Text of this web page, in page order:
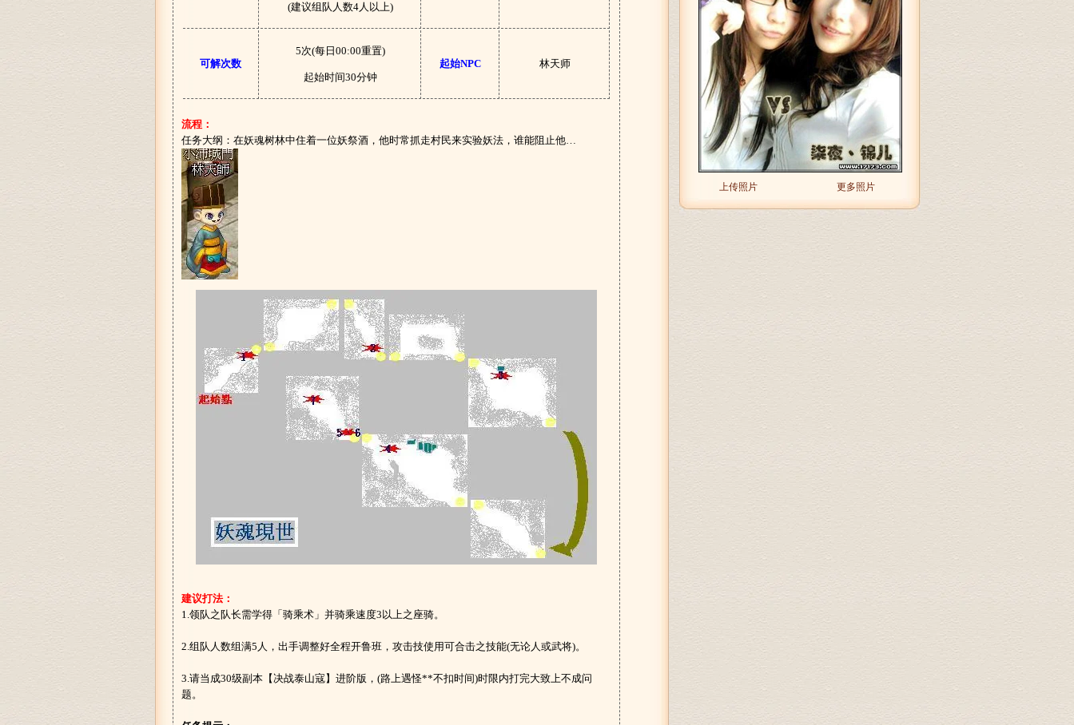
(建议组队人数4人以上)
可解次数
5次(每日00:00重置)
起始时间30分钟
起始NPC 林天师
流程：
任务大纲：在妖魂树林中住着一位妖祭酒，他时常抓走村民来实验妖法，谁能阻止他…
建议打法：
1.领队之队长需学得「骑乘术」并骑乘速度3以上之座骑。
2.组队人数组满5人，出手调整好全程开鲁班，攻击技使用可合击之技能(无论人或武将)。
3.请当成30级副本【决战泰山寇】进阶版，(路上遇怪**不扣时间)时限内打完大致上不成问
题。
上传照片 更多照片